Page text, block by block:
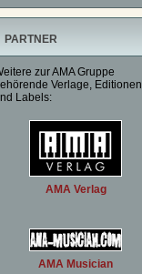
PARTNER
zur AMA Gruppe
Verlage, Editionen
Labels:
AMA Verlag
AMA Musician